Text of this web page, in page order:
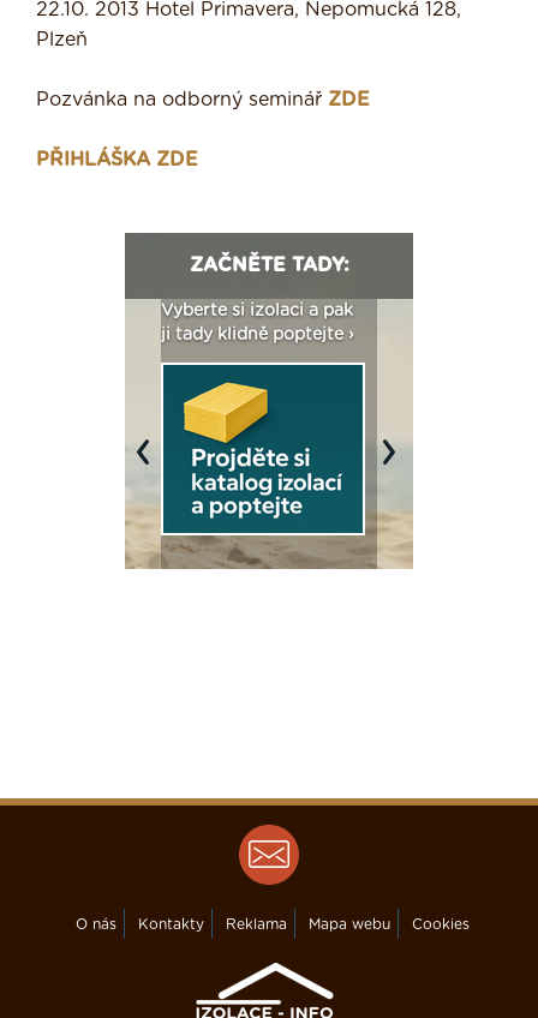
22.10. 2013 Hotel Primavera, Nepomucká 128,
Plzeň
Pozvánka na odborný seminář ZDE
PŘIHLÁŠKA ZDE
ZAČNĚTE TADY:
Vyberte si izolaci a pak
ji tady klidně poptejte ›
Previous Next
O nás Kontakty Reklama Mapa webu Cookies